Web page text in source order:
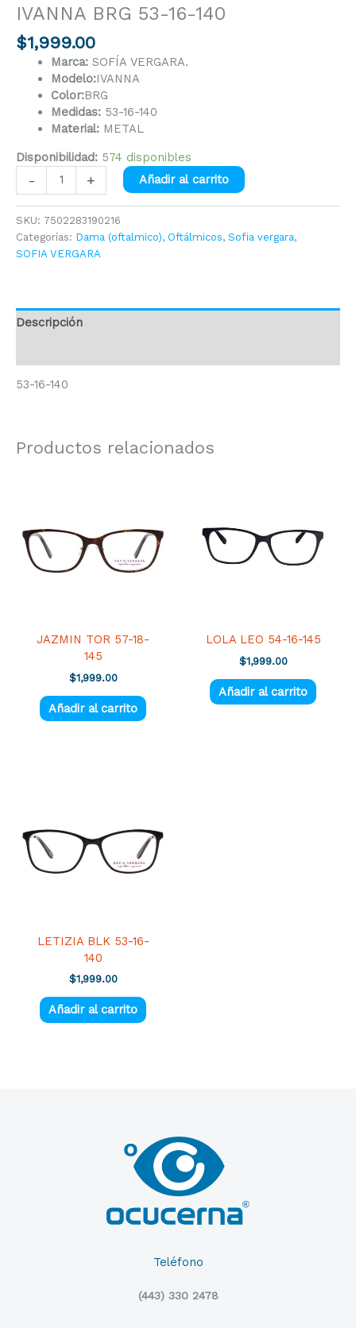
IVANNA BRG 53-16-140
$1,999.00
Marca:SOFÍA VERGARA.
Modelo:IVANNA
Color:BRG
Medidas:53-16-140
Material:METAL
Disponibilidad: 574 disponibles
- + Añadir al carrito
SKU: 7502283190216
Categorías: Dama (oftalmico), Oftálmicos, Sofia vergara,
SOFIA VERGARA
Descripción
53-16-140
Productos relacionados
JAZMIN TOR 57-18-
145
$1,999.00
Añadir al carrito
LOLA LEO 54-16-145
$1,999.00
Añadir al carrito
LETIZIA BLK 53-16-
140
$1,999.00
Añadir al carrito
Teléfono
(443) 330 2478